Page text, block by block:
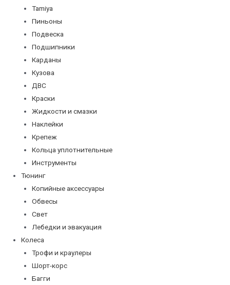
Tamiya
Пиньоны
Подвеска
Подшипники
Карданы
Кузова
ДВС
Краски
Жидкости и смазки
Наклейки
Крепеж
Кольца уплотнительные
Инструменты
Тюнинг
Копийные аксессуары
Обвесы
Свет
Лебедки и эвакуация
Колеса
Трофи и краулеры
Шорт-корс
Багги